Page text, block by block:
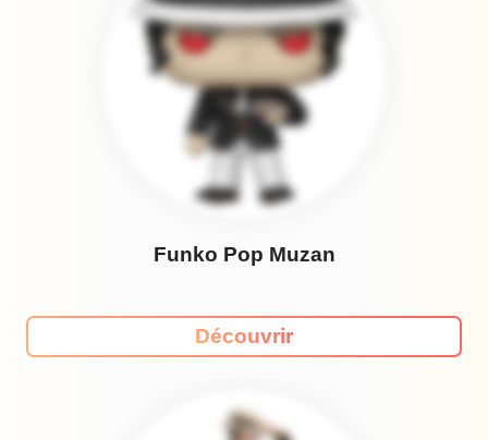
Funko Pop Muzan
Découvrir